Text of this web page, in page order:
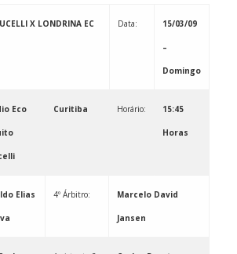
X LONDRINA EC Data: 15/03/09
–
Domingo
Eco Curitiba Horário: 15:45
Horas
Elias 4º Árbitro: Marcelo David
Jansen